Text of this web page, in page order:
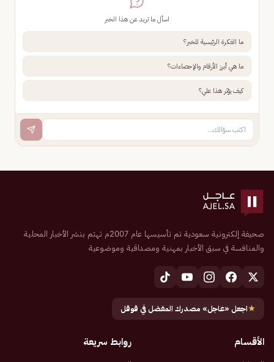
اسأل ما تريد عن هذا الخبر
ما الفكرة الرئيسية للخبر؟
ما هي أبرز الأرقام والإحصاءات؟
كيف يؤثر هذا علي؟
صحيفة إلكترونية سعودية تم تأسيسها عام 2007م تهتم بنشر الأخبار المحلية
والمنافسة في سبق الأخبار بمهنية ومصداقية وموضوعية
★اجعل «عاجل» مصدرك المفضل في قوقل
الأقسام روابط سريعة